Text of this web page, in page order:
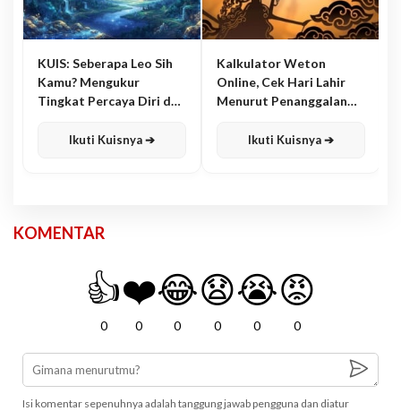
KUIS: Seberapa Leo Sih
Kamu? Mengukur
Tingkat Percaya Diri dan
Ikuti Kuisnya ➔
Kalkulator Weton
Online, Cek Hari Lahir
Menurut Penanggalan
Ikuti Kuisnya ➔
KOMENTAR
👍
0
❤️
0
😂
0
😧
0
😭
0
😡
0
Isi komentar sepenuhnya adalah tanggung jawab pengguna dan diatur